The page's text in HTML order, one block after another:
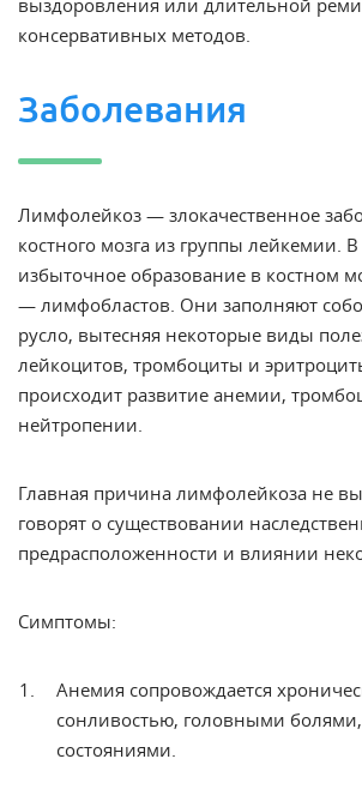
выздоровления или длительной
консервативных методов.
Заболевания
Лимфолейкоз — злокачественное
костного мозга из группы лейкемии.
избыточное образование в костном
— лимфобластов. Они заполняют
русло, вытесняя некоторые виды
лейкоцитов, тромбоциты и
происходит развитие анемии,
нейтропении.
Главная причина лимфолейкоза не
говорят о существовании
предрасположенности и влиянии
Симптомы:
Анемия сопровождается
сонливостью, головными
состояниями.